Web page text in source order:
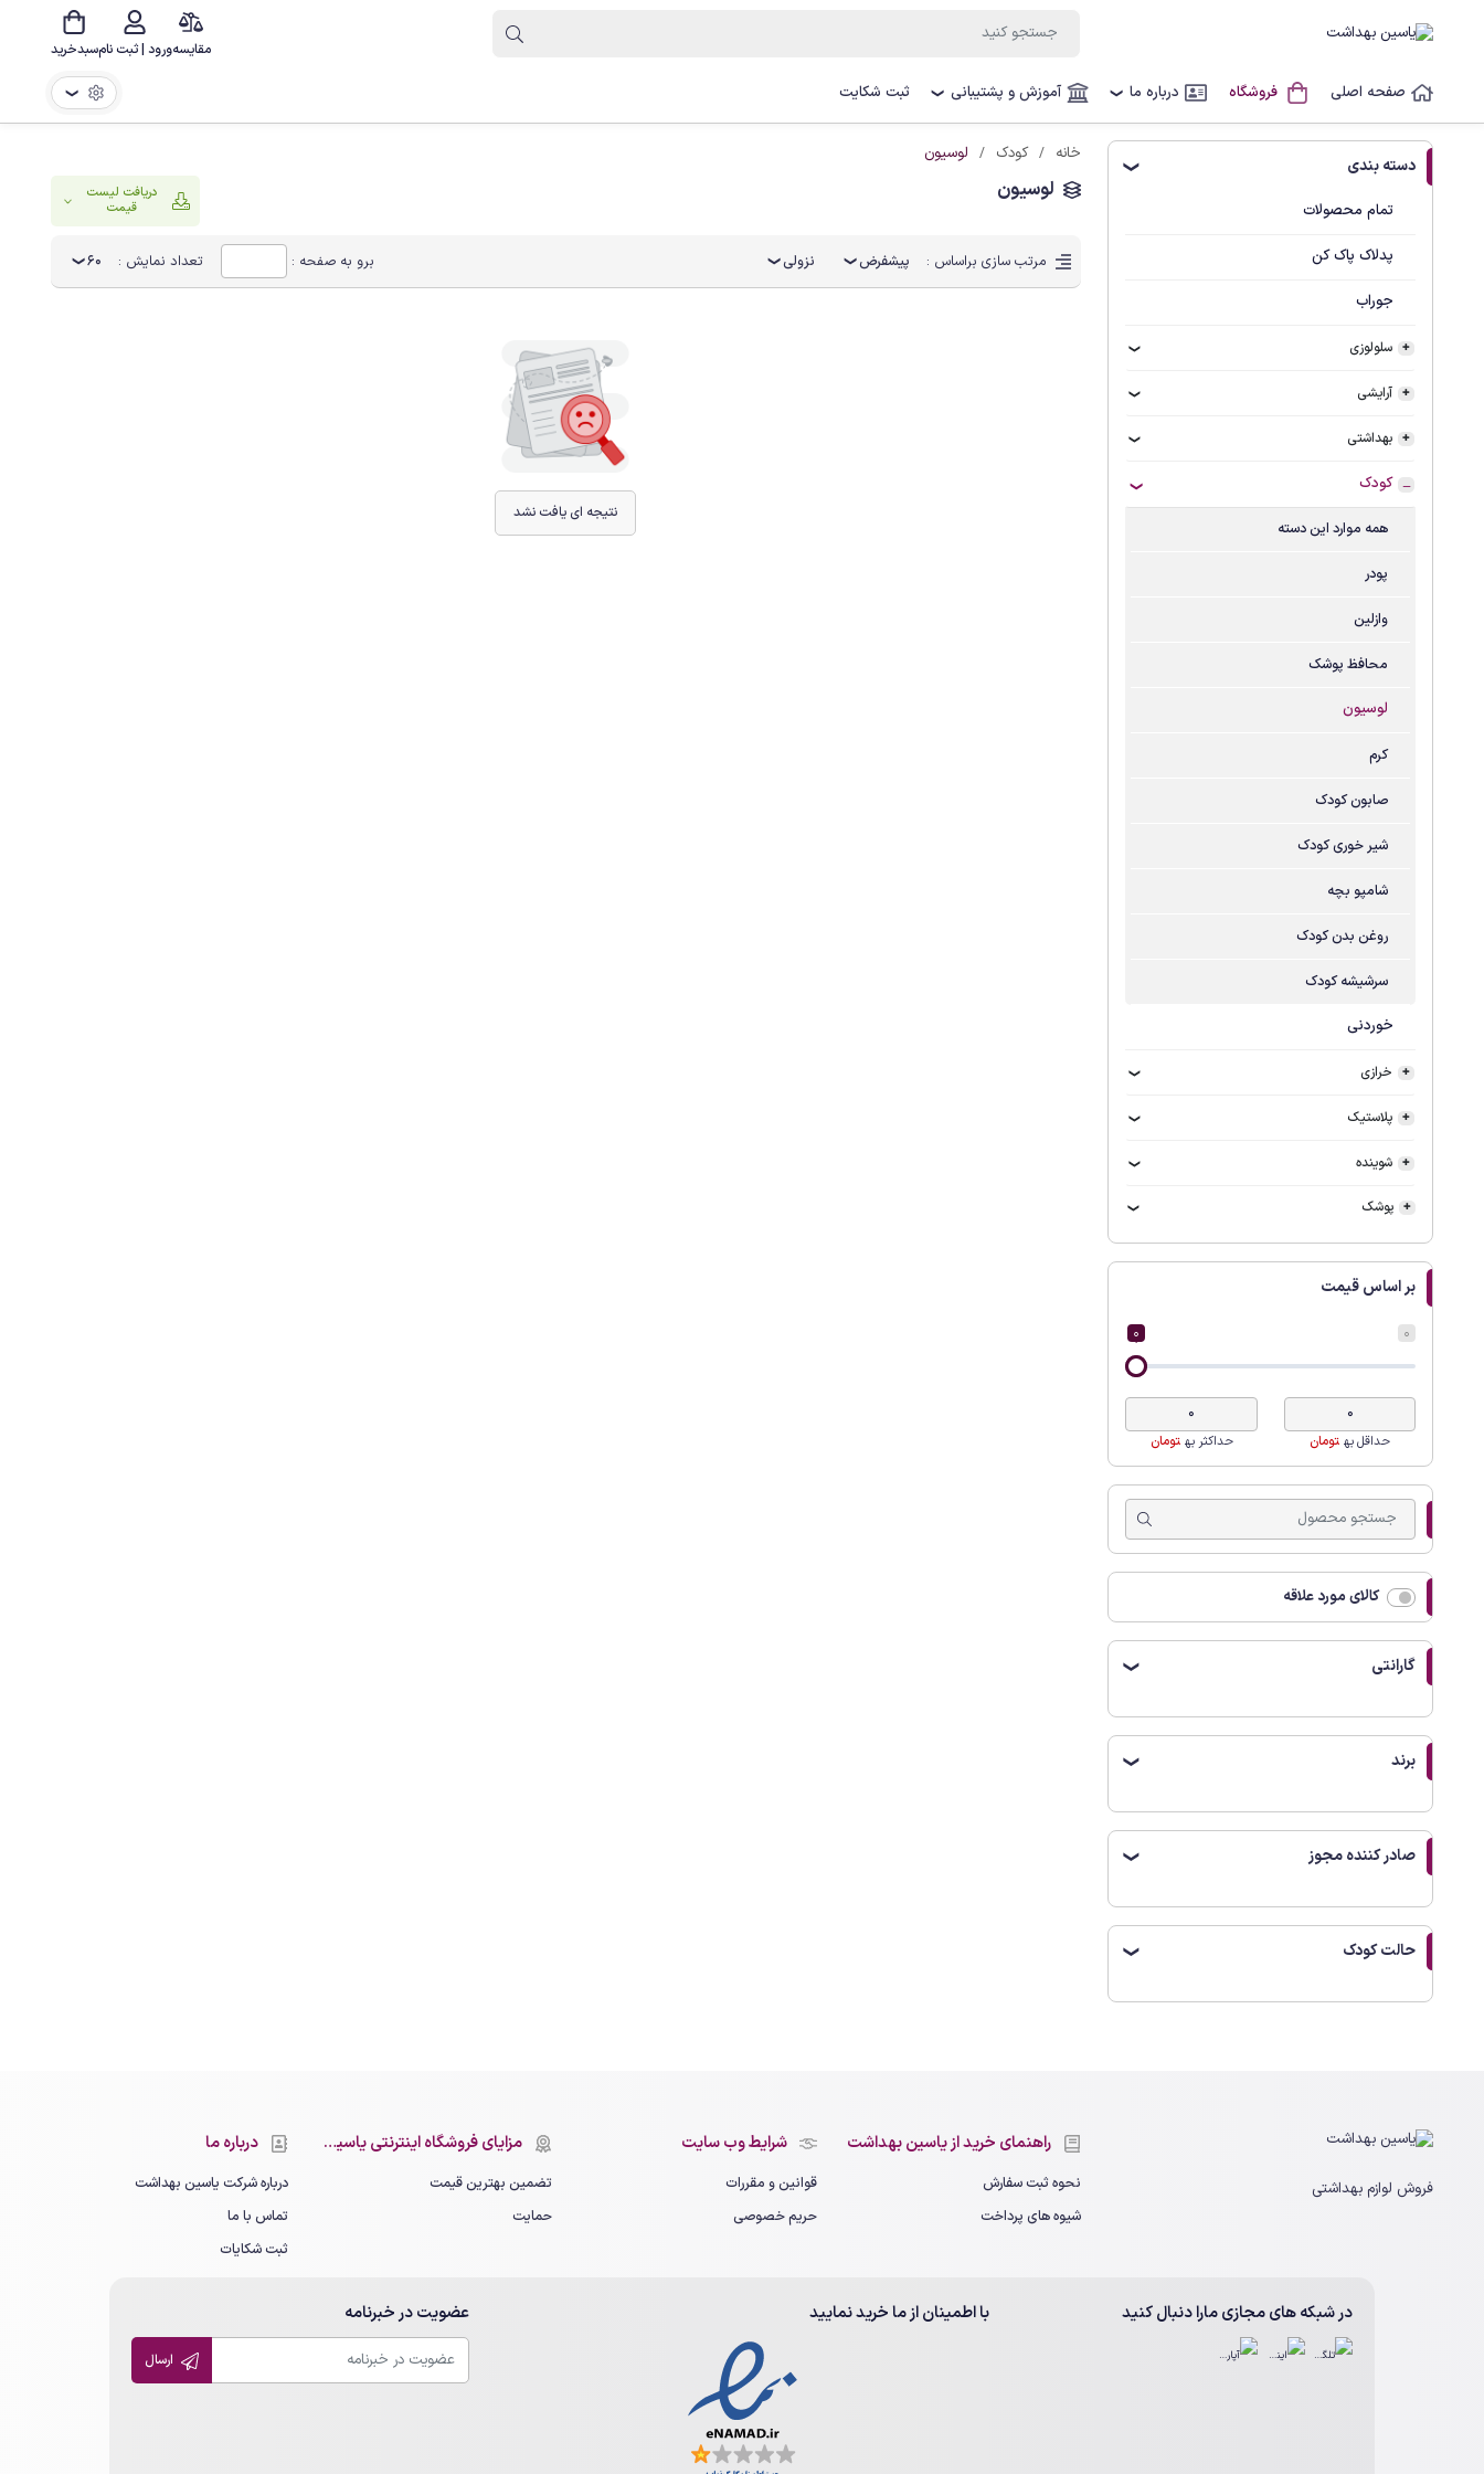
سبدخریدورود | ثبت ناممقایسه
صفحه اصلی فروشگاه درباره ما ❯ آموزش و پشتیبانی ❯ ثبت شکایت ❯
دسته بندی ❯
تمام محصولات
پدلاک پاک کن
جوراب
سلولوزی
آرایشی
بهداشتی
کودک
همه موارد این دسته
پودر
وازلین
محافظ پوشک
لوسیون
کرم
صابون کودک
شیر خوری کودک
شامپو بچه
روغن بدن کودک
سرشیشه کودک
خوردنی
خرازی
پلاستیک
شوینده
پوشک
بر اساس قیمت
0
0
حداقل به تومان حداکثر به تومان
کالای مورد علاقه
گارانتی ❯
برند ❯
صادر کننده مجوز ❯
حالت کودک ❯
خانه کودک لوسیون
لوسیون
دریافت لیست
قیمت
مرتب سازی براساس : پیشفرض نزولی برو به صفحه : تعداد نمایش : 60
نتیجه ای یافت نشد
فروش لوازم بهداشتی
راهنمای خرید از یاسین بهداشت
نحوه ثبت سفارش
شیوه های پرداخت
شرایط وب سایت
قوانین و مقررات
حریم خصوصی
مزایای فروشگاه اینترنتی یاسین بهداشت
تضمین بهترین قیمت
حمایت
درباره ما
درباره شرکت یاسین بهداشت
تماس با ما
ثبت شکایات
در شبکه های مجازی مارا دنبال کنید با اطمینان از ما خرید نمایید عضویت در خبرنامه